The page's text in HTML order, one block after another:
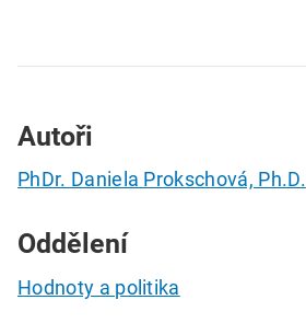
Autoři
PhDr. Daniela Prokschová, Ph.D.
Oddělení
Hodnoty a politika